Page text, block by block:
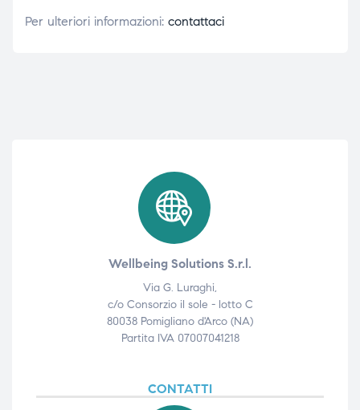
Per ulteriori informazioni: contattaci
Wellbeing Solutions S.r.l.
Via G. Luraghi,
c/o Consorzio il sole - lotto C
80038 Pomigliano d'Arco (NA)
Partita IVA 07007041218
CONTATTI